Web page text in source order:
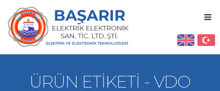
ÜRÜN ETIKETI - VDO